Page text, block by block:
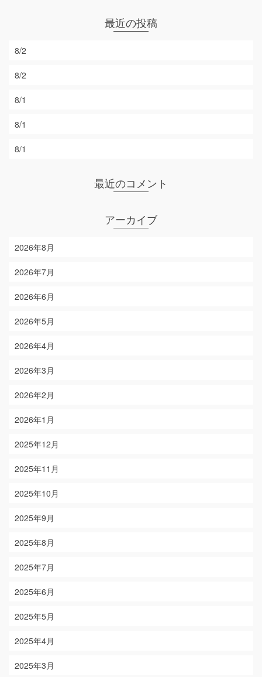
最近の投稿
8/2
8/2
8/1
8/1
8/1
最近のコメント
アーカイブ
2026年8月
2026年7月
2026年6月
2026年5月
2026年4月
2026年3月
2026年2月
2026年1月
2025年12月
2025年11月
2025年10月
2025年9月
2025年8月
2025年7月
2025年6月
2025年5月
2025年4月
2025年3月